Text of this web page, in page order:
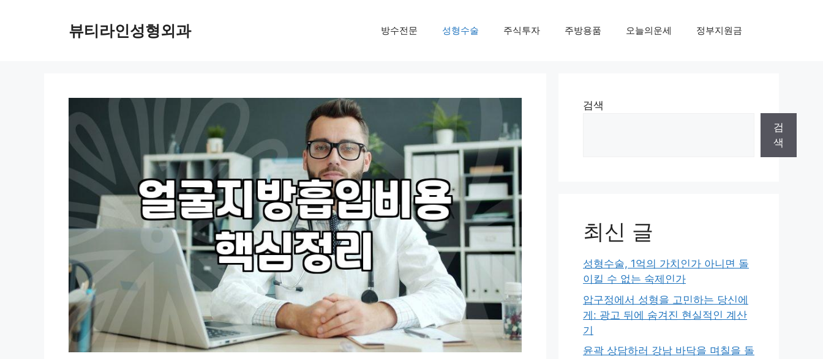
뷰티라인성형외과 방수전문 성형수술 주식투자 주방용품 오늘의운세 정부지원금
검색
검
색
최신 글
성형수술, 1억의 가치인가 아니면 돌
이킬 수 없는 숙제인가
압구정에서 성형을 고민하는 당신에
게: 광고 뒤에 숨겨진 현실적인 계산
기
윤곽 상담하러 강남 바닥을 며칠을 돌